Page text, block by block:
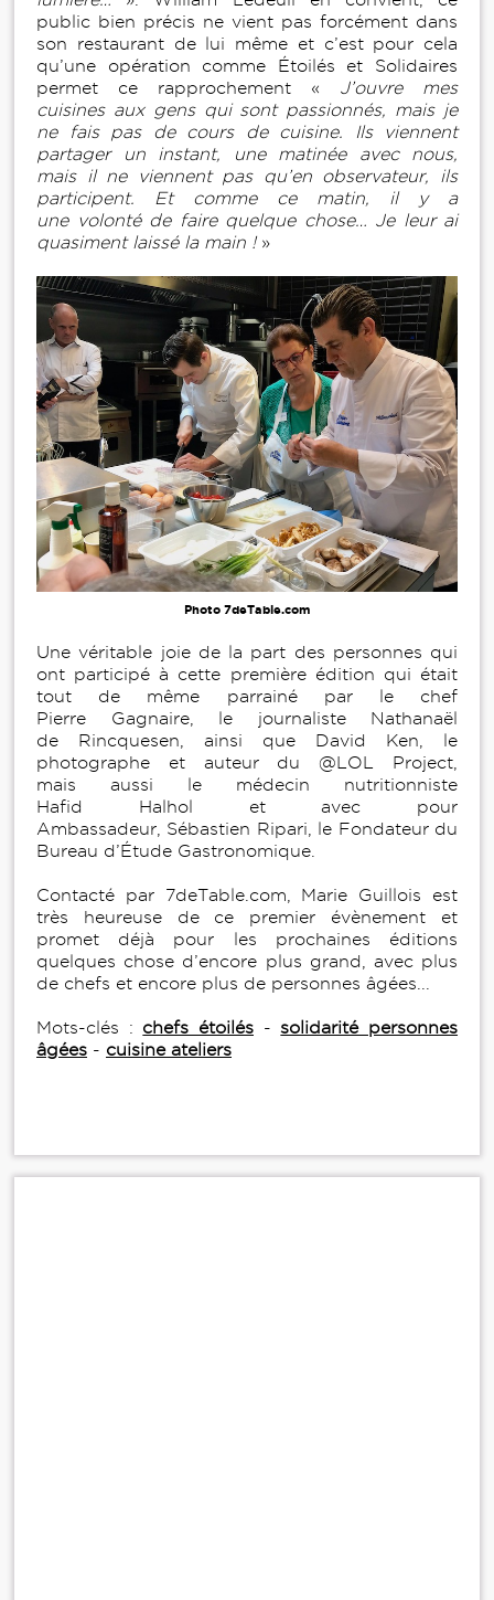
public bien précis ne vient pas forcément dans
son restaurant de lui même et c’est pour cela
qu’une opération comme Étoilés et Solidaires
permet ce rapprochement « J’ouvre mes
cuisines aux gens qui sont passionnés, mais je
ne fais pas de cours de cuisine. Ils viennent
partager un instant, une matinée avec nous,
mais il ne viennent pas qu’en observateur, ils
participent. Et comme ce matin, il y a
une volonté de faire quelque chose… Je leur ai
quasiment laissé la main ! »
Photo 7deTable.com
Une véritable joie de la part des personnes qui
ont participé à cette première édition qui était
tout de même parrainé par le chef
Pierre Gagnaire, le journaliste Nathanaël
de Rincquesen, ainsi que David Ken, le
photographe et auteur du @LOL Project,
mais aussi le médecin nutritionniste
Hafid Halhol et avec pour
Ambassadeur, Sébastien Ripari, le Fondateur du
Bureau d’Étude Gastronomique.
Contacté par 7deTable.com, Marie Guillois est
très heureuse de ce premier évènement et
promet déjà pour les prochaines éditions
quelques chose d’encore plus grand, avec plus
de chefs et encore plus de personnes âgées...
Mots-clés : chefs étoilés -solidarité personnes
âgées - cuisine ateliers